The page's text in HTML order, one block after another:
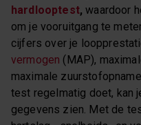
hardlooptest, waardoor
om je vooruitgang te
cijfers over je
vermogen (MAP),
maximale
test regelmatig doet, kan
gegevens zien. Met de